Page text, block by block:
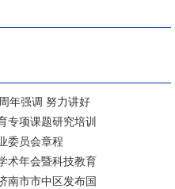
年强调 努力讲好
专项课题研究培训
委员会章程
术年会暨科技教育
市市中区发布国